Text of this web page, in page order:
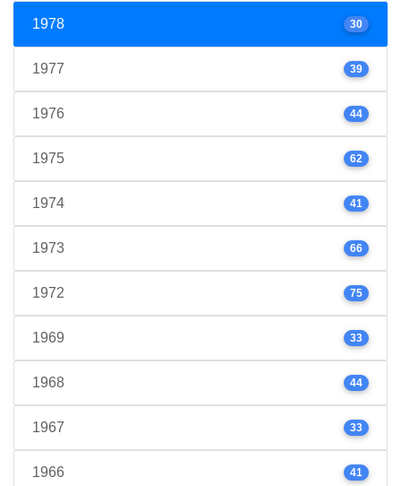
1978 30
1977 39
1976 44
1975 62
1974 41
1973 66
1972 75
1969 33
1968 44
1967 33
1966 41